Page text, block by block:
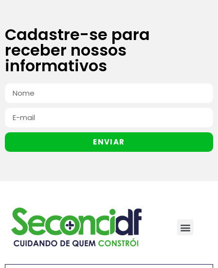
Cadastre-se para
receber nossos
informativos
ENVIAR